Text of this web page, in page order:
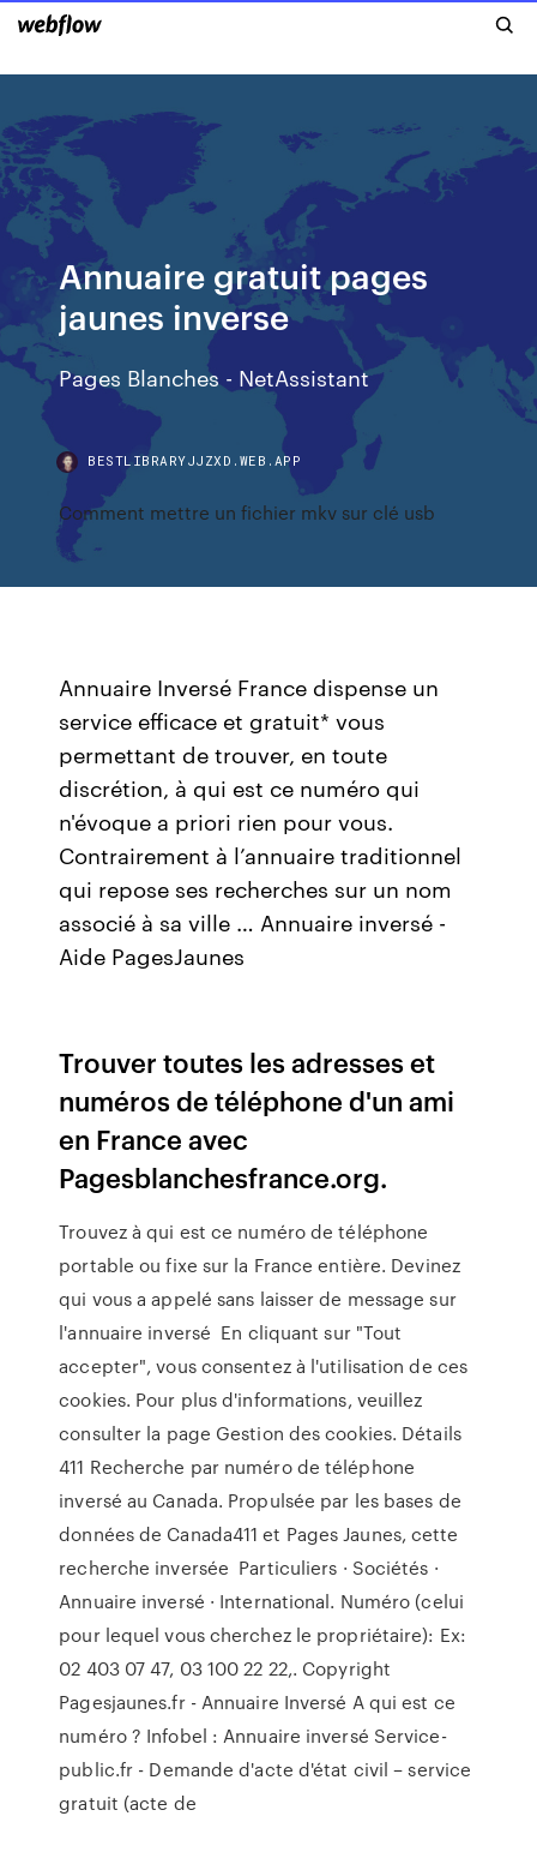
Annuaire gratuit pages
jaunes inverse
Pages Blanches - NetAssistant
BESTLIBRARYJJZXD.WEB.APP
Comment mettre un fichier mkv sur clé usb
Annuaire Inversé France dispense un
service efficace et gratuit* vous
permettant de trouver, en toute
discrétion, à qui est ce numéro qui
n'évoque a priori rien pour vous.
Contrairement à l’annuaire traditionnel
qui repose ses recherches sur un nom
associé à sa ville … Annuaire inversé -
Aide PagesJaunes
Trouver toutes les adresses et
numéros de téléphone d'un ami
en France avec
Pagesblanchesfrance.org.
Trouvez à qui est ce numéro de téléphone
portable ou fixe sur la France entière. Devinez
qui vous a appelé sans laisser de message sur
l'annuaire inversé En cliquant sur "Tout
accepter", vous consentez à l'utilisation de ces
cookies. Pour plus d'informations, veuillez
consulter la page Gestion des cookies. Détails
411 Recherche par numéro de téléphone
inversé au Canada. Propulsée par les bases de
données de Canada411 et Pages Jaunes, cette
recherche inversée Particuliers · Sociétés ·
Annuaire inversé · International. Numéro (celui
pour lequel vous cherchez le propriétaire): Ex:
02 403 07 47, 03 100 22 22,. Copyright
Pagesjaunes.fr - Annuaire Inversé A qui est ce
numéro ? Infobel : Annuaire inversé Service-
public.fr - Demande d'acte d'état civil – service
gratuit (acte de